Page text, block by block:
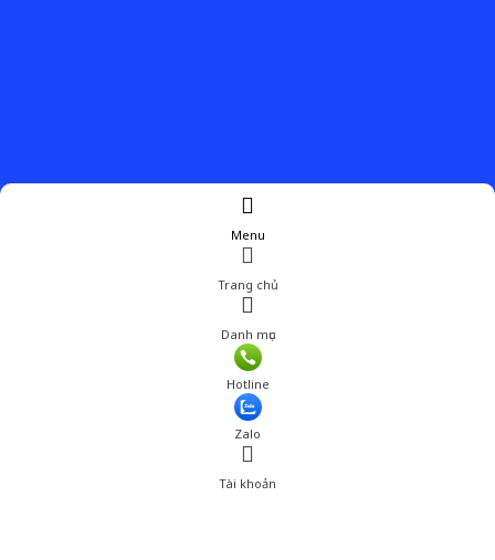
Menu
Trang chủ
Danh mục
Hotline
Zalo
Tài khoản